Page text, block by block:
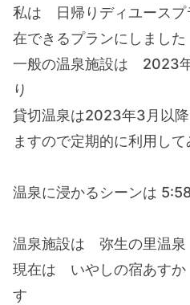
私は 日帰りディユース
在できるプランにしました
一般の温泉施設は 2023
り
貸切温泉は2023年3月以
ますので定期的に利用し
温泉に浸かるシーンは
温泉施設は 弥生の里温
現在は いやしの宿あす
す